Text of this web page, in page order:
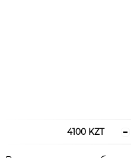
4100 KZT